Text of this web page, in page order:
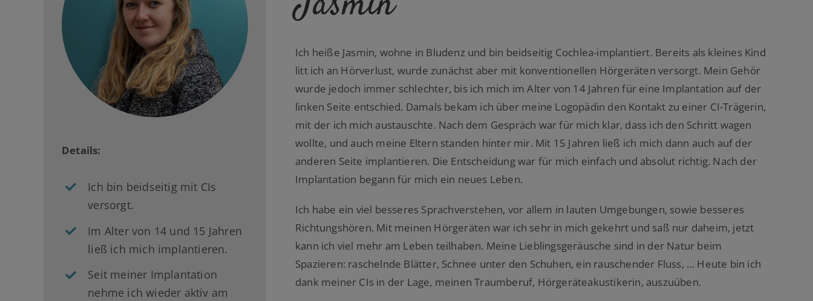
Details:
Ich bin beidseitig mit CIs
versorgt.
Im Alter von 14 und 15 Jahren
ließ ich mich implantieren.
Seit meiner Implantation
nehme ich wieder aktiv am
Ich heiße Jasmin, wohne in Bludenz und bin beidseitig Cochlea-implantiert. Bereits als kleines Kind
litt ich an Hörverlust, wurde zunächst aber mit konventionellen Hörgeräten versorgt. Mein Gehör
wurde jedoch immer schlechter, bis ich mich im Alter von 14 Jahren für eine Implantation auf der
linken Seite entschied. Damals bekam ich über meine Logopädin den Kontakt zu einer CI-Trägerin,
mit der ich mich austauschte. Nach dem Gespräch war für mich klar, dass ich den Schritt wagen
wollte, und auch meine Eltern standen hinter mir. Mit 15 Jahren ließ ich mich dann auch auf der
anderen Seite implantieren. Die Entscheidung war für mich einfach und absolut richtig. Nach der
Implantation begann für mich ein neues Leben.
Ich habe ein viel besseres Sprachverstehen, vor allem in lauten Umgebungen, sowie besseres
Richtungshören. Mit meinen Hörgeräten war ich sehr in mich gekehrt und saß nur daheim, jetzt
kann ich viel mehr am Leben teilhaben. Meine Lieblingsgeräusche sind in der Natur beim
Spazieren: raschelnde Blätter, Schnee unter den Schuhen, ein rauschender Fluss, … Heute bin ich
dank meiner CIs in der Lage, meinen Traumberuf, Hörgeräteakustikerin, auszuüben.